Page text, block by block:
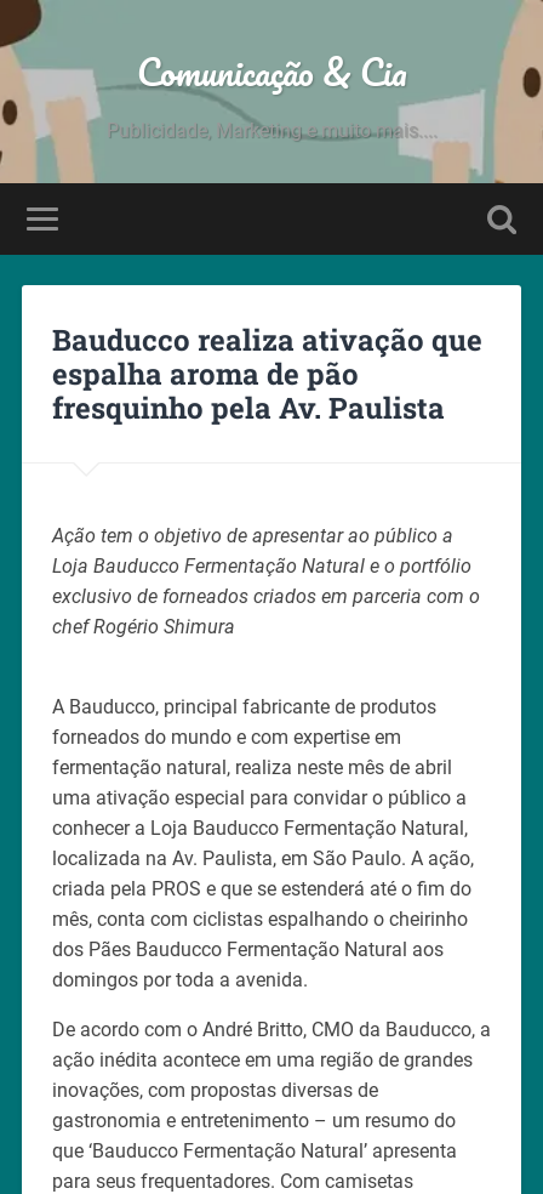
Comunicação & Cia
Publicidade, Marketing e muito mais....
Bauducco realiza ativação que
espalha aroma de pão
fresquinho pela Av. Paulista
Ação tem o objetivo de apresentar ao público a
Loja Bauducco Fermentação Natural e o portfólio
exclusivo de forneados criados em parceria com o
chef Rogério Shimura
A Bauducco, principal fabricante de produtos
forneados do mundo e com expertise em
fermentação natural, realiza neste mês de abril
uma ativação especial para convidar o público a
conhecer a Loja Bauducco Fermentação Natural,
localizada na Av. Paulista, em São Paulo. A ação,
criada pela PROS e que se estenderá até o fim do
mês, conta com ciclistas espalhando o cheirinho
dos Pães Bauducco Fermentação Natural aos
domingos por toda a avenida.
De acordo com o André Britto, CMO da Bauducco, a
ação inédita acontece em uma região de grandes
inovações, com propostas diversas de
gastronomia e entretenimento – um resumo do
que ‘Bauducco Fermentação Natural’ apresenta
para seus frequentadores. Com camisetas